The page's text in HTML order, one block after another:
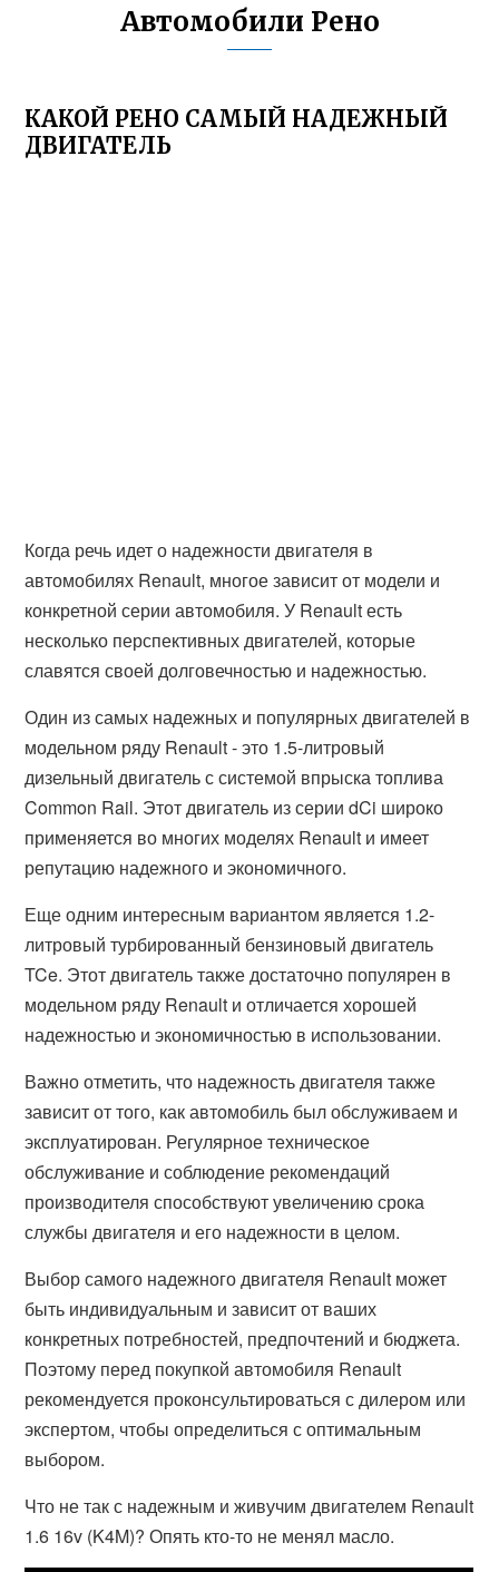
Автомобили Рено
КАКОЙ РЕНО САМЫЙ НАДЕЖНЫЙ
ДВИГАТЕЛЬ
Когда речь идет о надежности двигателя в
автомобилях Renault, многое зависит от модели и
конкретной серии автомобиля. У Renault есть
несколько перспективных двигателей, которые
славятся своей долговечностью и надежностью.
Один из самых надежных и популярных двигателей в
модельном ряду Renault - это 1.5-литровый
дизельный двигатель с системой впрыска топлива
Common Rail. Этот двигатель из серии dCi широко
применяется во многих моделях Renault и имеет
репутацию надежного и экономичного.
Еще одним интересным вариантом является 1.2-
литровый турбированный бензиновый двигатель
TCe. Этот двигатель также достаточно популярен в
модельном ряду Renault и отличается хорошей
надежностью и экономичностью в использовании.
Важно отметить, что надежность двигателя также
зависит от того, как автомобиль был обслуживаем и
эксплуатирован. Регулярное техническое
обслуживание и соблюдение рекомендаций
производителя способствуют увеличению срока
службы двигателя и его надежности в целом.
Выбор самого надежного двигателя Renault может
быть индивидуальным и зависит от ваших
конкретных потребностей, предпочтений и бюджета.
Поэтому перед покупкой автомобиля Renault
рекомендуется проконсультироваться с дилером или
экспертом, чтобы определиться с оптимальным
выбором.
Что не так с надежным и живучим двигателем Renault
1.6 16v (K4M)? Опять кто-то не менял масло.